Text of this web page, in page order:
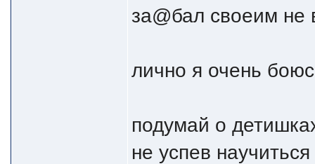
за@бал своеим
лично я очень
подумай о
не успев